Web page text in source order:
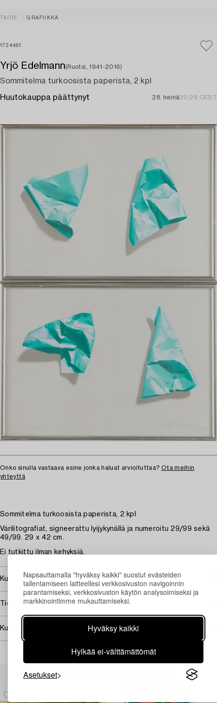
Napsauttamalla "hyväksy kaikki" suostut evästeiden
tallentamiseen laitteellesi verkkosivuston navigoinnin
parantamiseksi, verkkosivuston käytön analysoimiseksi ja
markkinointimme mukauttamiseksi.
Hyväksy kaikki
Hylkää ei-välttämättömät
Asetukset
TAIDE GRAFIIKKA
1724461
Yrjö Edelmann(Ruotsi, 1941-2016)
Sommitelma turkoosista paperista, 2 kpl
Huutokauppa päättynyt 28. heinä20:26 CEST
Onko sinulla vastaava esine jonka haluat arvioituttaa? Ota meihin
yhteyttä
Sommitelma turkoosista paperista, 2 kpl
Värilitografiat, signeerattu lyijykynällä ja numeroitu 29/99 sekä
49/99. 29 x 42 cm.
Ei tutkittu ilman kehyksiä.
Kuuluu jälleenmyyntikorvauksen piiriin
Tietoa ostamisesta
Kuvan käyttöoikeudet
Muiden katsomia kohteita